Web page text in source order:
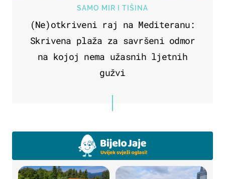
SAMO MIR I TIŠINA
(Ne)otkriveni raj na Mediteranu:
Skrivena plaža za savršeni odmor
na kojoj nema užasnih ljetnih
gužvi